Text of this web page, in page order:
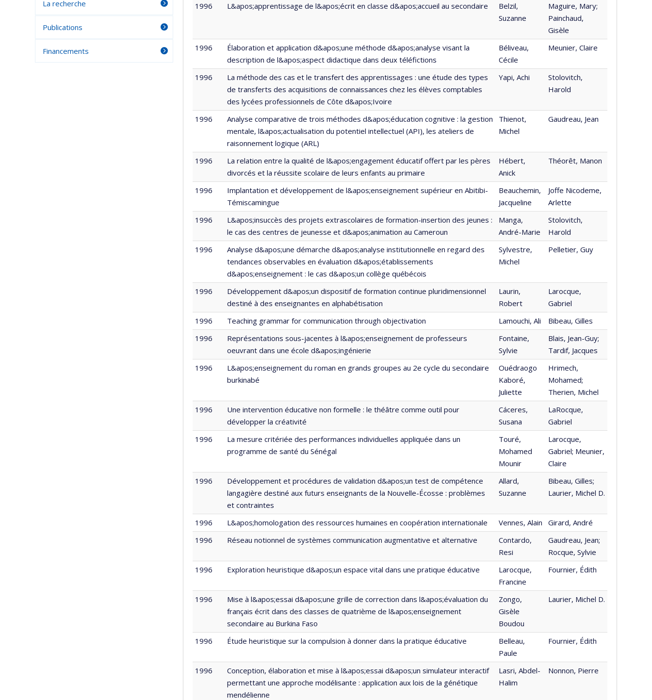
1996
L&apos;apprentissage de l&apos;écrit en classe d&apos;accueil au secondaire
Belzil,
Suzanne
Maguire, Mary;
Painchaud,
Gisèle
1996
Élaboration et application d&apos;une méthode d&apos;analyse visant la
description de l&apos;aspect didactique dans deux téléfictions
Béliveau,
Cécile
Meunier, Claire
1996
La méthode des cas et le transfert des apprentissages : une étude des types
de transferts des acquisitions de connaissances chez les élèves comptables
des lycées professionnels de Côte d&apos;Ivoire
Yapi, Achi
Stolovitch,
Harold
1996
Analyse comparative de trois méthodes d&apos;éducation cognitive : la gestion
mentale, l&apos;actualisation du potentiel intellectuel (API), les ateliers de
raisonnement logique (ARL)
Thienot,
Michel
Gaudreau, Jean
1996
La relation entre la qualité de l&apos;engagement éducatif offert par les pères
divorcés et la réussite scolaire de leurs enfants au primaire
Hébert,
Anick
Théorêt, Manon
1996
Implantation et développement de l&apos;enseignement supérieur en Abitibi-
Témiscamingue
Beauchemin,
Jacqueline
Joffe Nicodeme,
Arlette
1996
L&apos;insuccès des projets extrascolaires de formation-insertion des jeunes :
le cas des centres de jeunesse et d&apos;animation au Cameroun
Manga,
André-Marie
Stolovitch,
Harold
1996
Analyse d&apos;une démarche d&apos;analyse institutionnelle en regard des
tendances observables en évaluation d&apos;établissements
d&apos;enseignement : le cas d&apos;un collège québécois
Sylvestre,
Michel
Pelletier, Guy
1996
Développement d&apos;un dispositif de formation continue pluridimensionnel
destiné à des enseignantes en alphabétisation
Laurin,
Robert
Larocque,
Gabriel
1996
Teaching grammar for communication through objectivation Lamouchi, Ali
Bibeau, Gilles
1996
Représentations sous-jacentes à l&apos;enseignement de professeurs
oeuvrant dans une école d&apos;ingénierie
Fontaine,
Sylvie
Blais, Jean-Guy;
Tardif, Jacques
1996
L&apos;enseignement du roman en grands groupes au 2e cycle du secondaire
burkinabé
Ouédraogo
Kaboré,
Juliette
Hrimech,
Mohamed;
Therien, Michel
1996
Une intervention éducative non formelle : le théâtre comme outil pour
développer la créativité
Cáceres,
Susana
LaRocque,
Gabriel
1996
La mesure critériée des performances individuelles appliquée dans un
programme de santé du Sénégal
Touré,
Mohamed
Mounir
Larocque,
Gabriel; Meunier,
Claire
1996
Développement et procédures de validation d&apos;un test de compétence
langagière destiné aux futurs enseignants de la Nouvelle-Écosse : problèmes
et contraintes
Allard,
Suzanne
Bibeau, Gilles;
Laurier, Michel D.
1996 L&apos;homologation des ressources humaines en coopération internationale Vennes, Alain
Girard, André
1996
Réseau notionnel de systèmes communication augmentative et alternative
Contardo,
Resi
Gaudreau, Jean;
Rocque, Sylvie
1996
Exploration heuristique d&apos;un espace vital dans une pratique éducative
Larocque,
Francine
Fournier, Édith
1996
Mise à l&apos;essai d&apos;une grille de correction dans l&apos;évaluation du
français écrit dans des classes de quatrième de l&apos;enseignement
secondaire au Burkina Faso
Zongo,
Gisèle
Boudou
Laurier, Michel D.
1996 Étude heuristique sur la compulsion à donner dans la pratique éducative
Belleau,
Paule
Fournier, Édith
1996
Conception, élaboration et mise à l&apos;essai d&apos;un simulateur interactif
permettant une approche modélisante : application aux lois de la génétique
mendélienne
Lasri, Abdel-
Halim
Nonnon, Pierre
La recherche
Publications
Financements